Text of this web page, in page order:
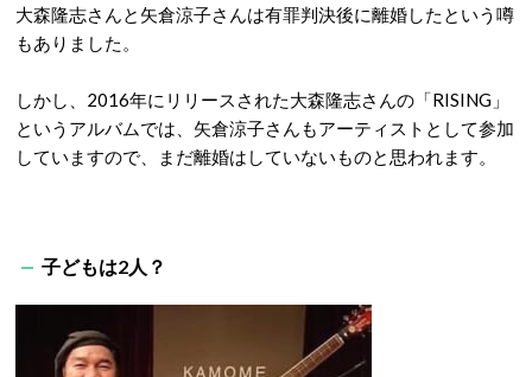
大森隆志さんと矢倉涼子さんは有罪判決後に離婚したという噂
もありました。
しかし、2016年にリリースされた大森隆志さんの「RISING」
というアルバムでは、矢倉涼子さんもアーティストとして参加
していますので、まだ離婚はしていないものと思われます。
子どもは2人？